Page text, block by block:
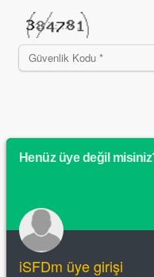
Henüz üye değil
iSFDm üye girişi